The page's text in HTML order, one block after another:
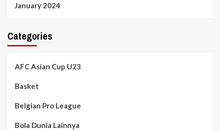
January 2024
Categories
AFC Asian Cup U23
Basket
Belgian Pro League
Bola Dunia Lainnya